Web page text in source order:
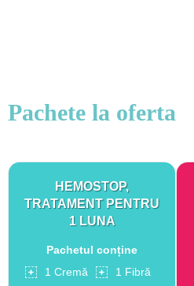
Pachete la oferta
HEMOSTOP,
TRATAMENT PENTRU
1 LUNA
Pachetul conține
1 Cremă
1 Fibră